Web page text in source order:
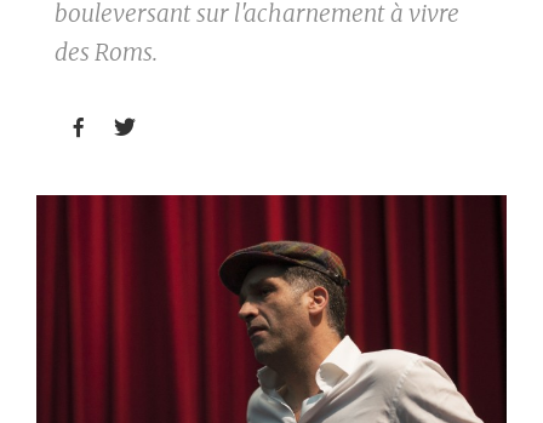
bouleversant sur l'acharnement à vivre
des Roms.
 